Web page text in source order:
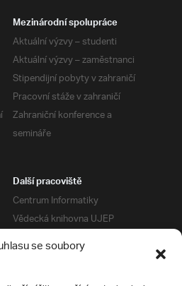
se soubory
Mezinárodní spolupráce
Aktuální výzvy – studenti
Aktuální výzvy – zaměstnanci
Stipendijní pobyty v zahraničí
Pracovní stáže v zahraničí
Zahraniční konference a
semináře
Další pracoviště
Centrum Informatiky
Vědecká knihovna UJEP
Správa kolejí a menz
Univerzitní centrum podpory